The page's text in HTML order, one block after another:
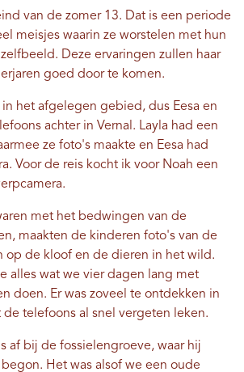
van de zomer 13. Dat is een periode
meisjes waarin ze worstelen met hun
Deze ervaringen zullen haar
goed door te komen.
het afgelegen gebied, dus Eesa en
achter in Vernal. Layla had een
ze foto's maakte en Eesa had
Voor de reis kocht ik voor Noah een
met het bedwingen van de
maakten de kinderen foto's van de
op de kloof en de dieren in het wild.
alles wat we vier dagen lang met
doen. Er was zoveel te ontdekken in
telefoons al snel vergeten leken.
af bij de fossielengroeve, waar hij
Het was alsof we een oude